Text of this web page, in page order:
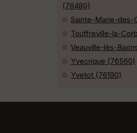
(76480)
Sainte-Marie-des-
Touffreville-la-
Veauville-lès-
Yvecrique (76560)
Yvetot (76190)